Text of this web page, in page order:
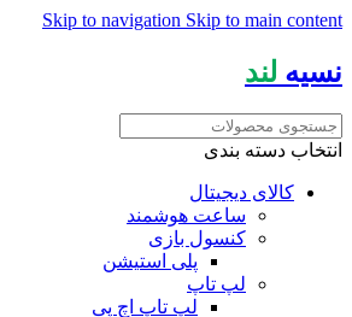
Skip to navigation Skip to main content
نسیه لند
انتخاب دسته بندی
کالای دیجیتال
ساعت هوشمند
کنسول بازی
پلی استیشن
لپ تاپ
لپ تاپ اچ پی